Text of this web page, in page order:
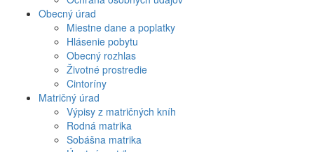
Obecný úrad
Miestne dane a poplatky
Hlásenie pobytu
Obecný rozhlas
Životné prostredie
Cintoríny
Matričný úrad
Výpisy z matričných kníh
Rodná matrika
Sobášna matrika